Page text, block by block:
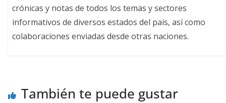
crónicas y notas de todos los temas y sectores
informativos de diversos estados del país, así como
colaboraciones enviadas desde otras naciones.
También te puede gustar